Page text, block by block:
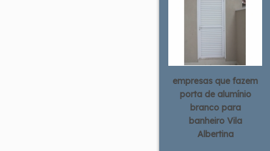
empresas que fazem
porta de alumínio
branco para
banheiro Vila
Albertina